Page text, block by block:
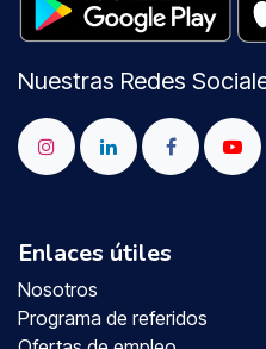
Nuestras Redes
Enlaces útiles
Nosotros
Programa de referidos